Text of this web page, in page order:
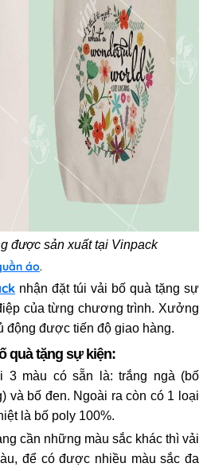
được sản xuất tại Vinpack
áo.
nhận đặt túi vải bố quà tặng sự
của từng chương trình. Xưởng
động được tiến độ giao hàng.
quà tặng sự kiện:
3 màu có sẵn là: trắng ngà (bố
và bố đen. Ngoài ra còn có 1 loại
là bố poly 100%.
cần những màu sắc khác thì vải
để có được nhiều màu sắc đa